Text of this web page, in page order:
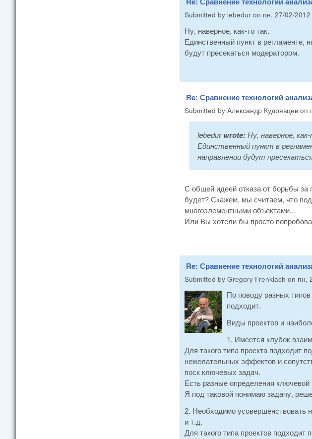
Submitted by lebedur on пн, 27/02/
Ну, наверное, как-то так.
Единственный пункт в регламенте,
будут пресекаться модератором.
Re: Сравнение технологий
Submitted by Александр Кудрявцев on
lebedurwrote:Ну, наверное,
Единственный пункт в
направлении будут
С общей идеей отказа от борьбы за
будет? Скажем, мы считаем, что
многоэлементными объектами...
Или Вы хотели бы просто
Re: Сравнение технологий
Submitted by Gregory Frenklach on пн,
По поводу разных
подходит.
Виды проектов и
1. Имеется клубок
Для такого типа проекта подходит
нежелательных эффектов и
поск ключевых задач.
Есть разные определения ключевой
Я под таковой понимаю задачу,
2. Необходимо усовершенствовать
и т.д.
Для такого типа проектов